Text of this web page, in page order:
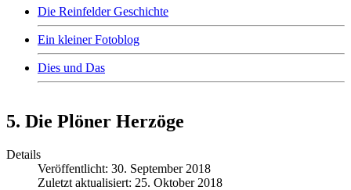
Die Reinfelder Geschichte
Ein kleiner Fotoblog
Dies und Das
5. Die Plöner Herzöge
Details
Veröffentlicht: 30. September 2018
Zuletzt aktualisiert: 25. Oktober 2018